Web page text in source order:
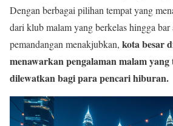
Dengan berbagai pilihan tempat yang
dari klub malam yang berkelas hingga bar
pemandangan menakjubkan, kota besar
menawarkan pengalaman malam
dilewatkan bagi para pencari hiburan.